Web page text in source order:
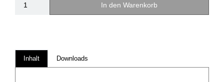
In den Warenkorb
Inhalt Downloads